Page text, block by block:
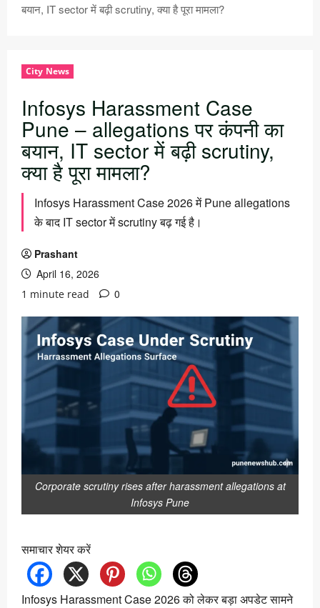
बयान, IT sector में बढ़ी scrutiny, क्या है पूरा मामला?
City News
Infosys Harassment Case
Pune – allegations पर कंपनी का
बयान, IT sector में बढ़ी scrutiny,
क्या है पूरा मामला?
Infosys Harassment Case 2026 में Pune allegations
के बाद IT sector में scrutiny बढ़ गई है।
Prashant
April 16, 2026
1 minute read 0
Corporate scrutiny rises after harassment allegations at
Infosys Pune
समाचार शेयर करें
Infosys Harassment Case 2026 को लेकर बड़ा अपडेट सामने